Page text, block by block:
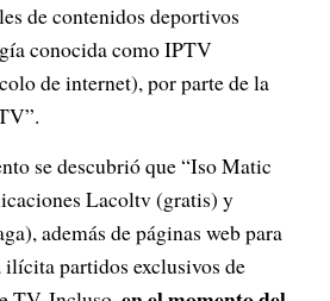
de contenidos deportivos
conocida como IPTV
de internet), por parte de la
se descubrió que “Iso Matic
Lacoltv (gratis) y
además de páginas web para
partidos exclusivos de